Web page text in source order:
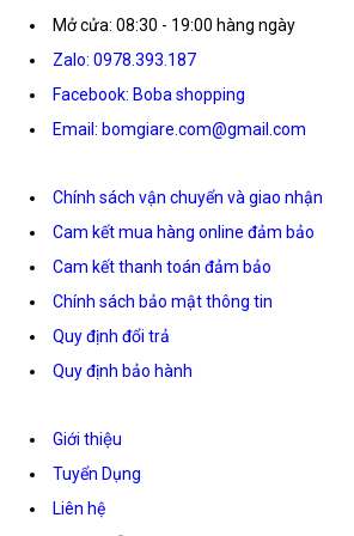
Mở cửa: 08:30 - 19:00 hàng ngày
Zalo: 0978.393.187
Facebook: Boba shopping
Email: bomgiare.com@gmail.com
Chính sách vận chuyển và giao nhận
Cam kết mua hàng online đảm bảo
Cam kết thanh toán đảm bảo
Chính sách bảo mật thông tin
Quy định đổi trả
Quy định bảo hành
Giới thiệu
Tuyển Dụng
Liên hệ